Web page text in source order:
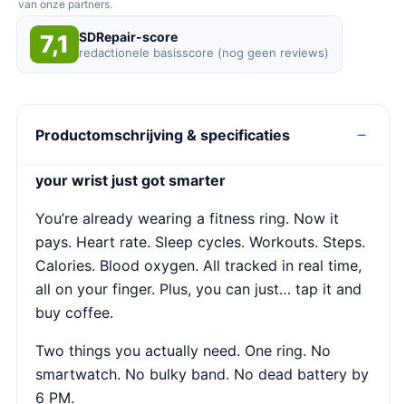
van onze partners.
7,1 SDRepair-score
redactionele basisscore (nog geen reviews)
Productomschrijving & specificaties
your wrist just got smarter
You’re already wearing a fitness ring. Now it
pays. Heart rate. Sleep cycles. Workouts. Steps.
Calories. Blood oxygen. All tracked in real time,
all on your finger. Plus, you can just… tap it and
buy coffee.
Two things you actually need. One ring. No
smartwatch. No bulky band. No dead battery by
6 PM.